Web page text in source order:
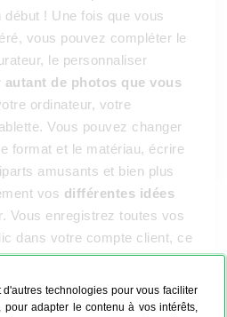
technologies pour vous faciliter
pour adapter le contenu à vos intérêts,
! Une fois que vous
vous pouvez compléter le
le personnaliser
autant de photos que vous
ordinateur, votre
Vous pouvez changer
format et le matériau, écrire
amusants et bien plus
vos différentes idées
Vous enregistrez toutes vos
dans votre compte client, ce
de les comparer entre elles.
plus qu'à choisir le plus beau
adéquat. Faites en sorte